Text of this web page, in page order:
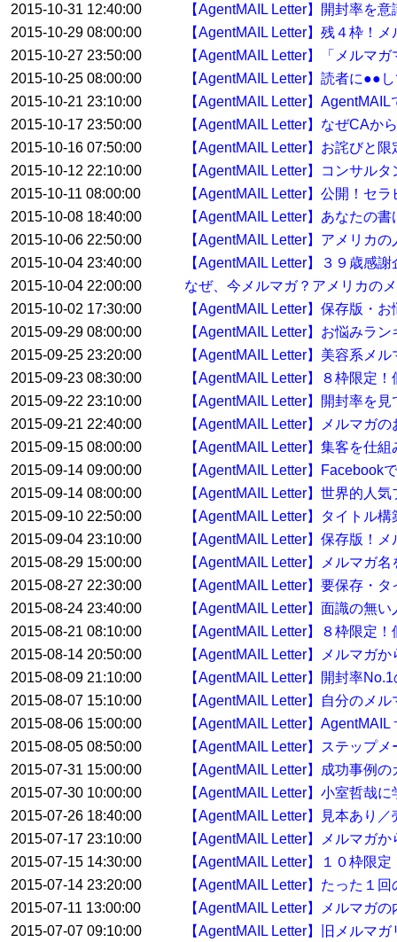
2015-10-31 12:40:00
【AgentMAIL Letter】開封率を
2015-10-29 08:00:00
【AgentMAIL Letter】残４枠！
2015-10-27 23:50:00
【AgentMAIL Letter】「メルマ
2015-10-25 08:00:00
【AgentMAIL Letter】読者に●●
2015-10-21 23:10:00
【AgentMAIL Letter】
2015-10-17 23:50:00
【AgentMAIL Letter】なぜCAか
2015-10-16 07:50:00
【AgentMAIL Letter】お詫びと
2015-10-12 22:10:00
【AgentMAIL Letter】コンサル
2015-10-11 08:00:00
【AgentMAIL Letter】公開！セ
2015-10-08 18:40:00
【AgentMAIL Letter】あなたの
2015-10-06 22:50:00
【AgentMAIL Letter】アメリカ
2015-10-04 23:40:00
【AgentMAIL Letter】３９歳感
2015-10-04 22:00:00
なぜ、今メルマガ？アメリカの
2015-10-02 17:30:00
【AgentMAIL Letter】保存版・
2015-09-29 08:00:00
【AgentMAIL Letter】お悩みラ
2015-09-25 23:20:00
【AgentMAIL Letter】美容系メ
2015-09-23 08:30:00
【AgentMAIL Letter】８枠限定
2015-09-22 23:10:00
【AgentMAIL Letter】開封率を
2015-09-21 22:40:00
【AgentMAIL Letter】メルマガ
2015-09-15 08:00:00
【AgentMAIL Letter】集客を仕
2015-09-14 09:00:00
【AgentMAIL Letter】Facebook
2015-09-14 08:00:00
【AgentMAIL Letter】世界的人
2015-09-10 22:50:00
【AgentMAIL Letter】タイトル
2015-09-04 23:10:00
【AgentMAIL Letter】保存版！
2015-08-29 15:00:00
【AgentMAIL Letter】メルマガ
2015-08-27 22:30:00
【AgentMAIL Letter】要保存・
2015-08-24 23:40:00
【AgentMAIL Letter】面識の無
2015-08-21 08:10:00
【AgentMAIL Letter】８枠限定
2015-08-14 20:50:00
【AgentMAIL Letter】メルマガ
2015-08-09 21:10:00
【AgentMAIL Letter】開封率
2015-08-07 15:10:00
【AgentMAIL Letter】自分のメ
2015-08-06 15:00:00
【AgentMAIL Letter】
2015-08-05 08:50:00
【AgentMAIL Letter】ステップ
2015-07-31 15:00:00
【AgentMAIL Letter】成功事例
2015-07-30 10:00:00
【AgentMAIL Letter】小室哲哉
2015-07-26 18:40:00
【AgentMAIL Letter】見本あり
2015-07-17 23:10:00
【AgentMAIL Letter】メルマガ
2015-07-15 14:30:00
【AgentMAIL Letter】１０枠限
2015-07-14 23:20:00
【AgentMAIL Letter】たった１
2015-07-11 13:00:00
【AgentMAIL Letter】メルマガ
2015-07-07 09:10:00
【AgentMAIL Letter】旧メルマ